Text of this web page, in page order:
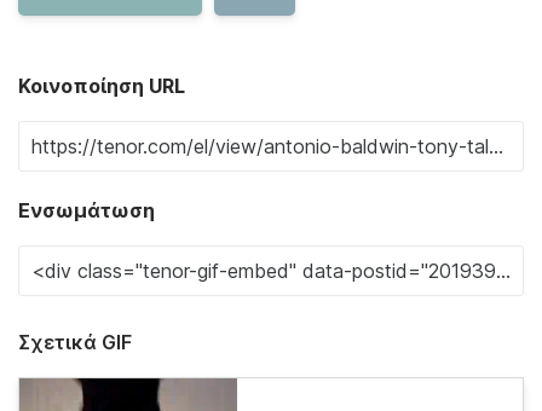
Κοινοποίηση URL
Ενσωμάτωση
Σχετικά GIF